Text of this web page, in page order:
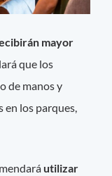
mayor
que los
de manos y
en los parques,
utilizar